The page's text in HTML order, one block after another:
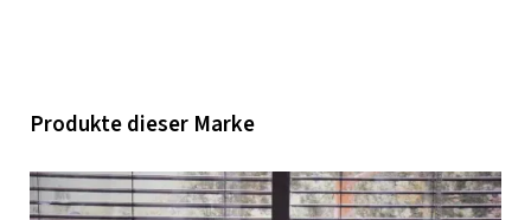
Produkte dieser Marke